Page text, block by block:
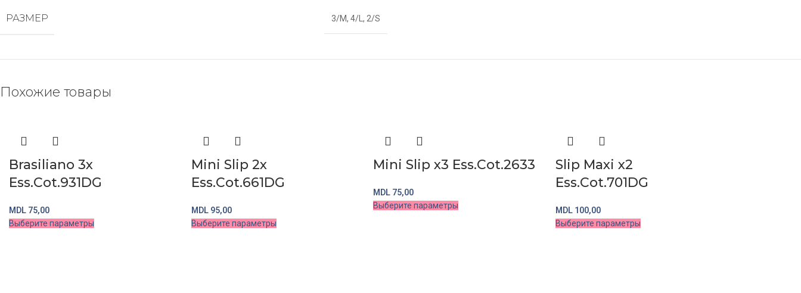
РАЗМЕР 3/M, 4/L, 2/S
Похожие товары
Brasiliano 3x
Ess.Cot.931DG
MDL 75,00
Выберите параметры
Mini Slip 2x
Ess.Cot.661DG
MDL95,00
Выберите параметры
Mini Slip x3 Ess.Cot.2633
MDL 75,00
Выберите параметры
Slip Maxi x2
Ess.Cot.701DG
MDL100,00
Выберите параметры